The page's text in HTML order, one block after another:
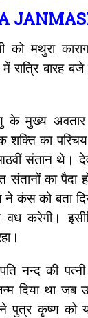
को मथुरा
रात्रि बारह
के मुख्य
शक्ति का
संतान थे।
संतानों का पैदा
ने कंस को बता
वध करेगी।
नन्द की
दिया था जब
पुत्र कृष्ण को